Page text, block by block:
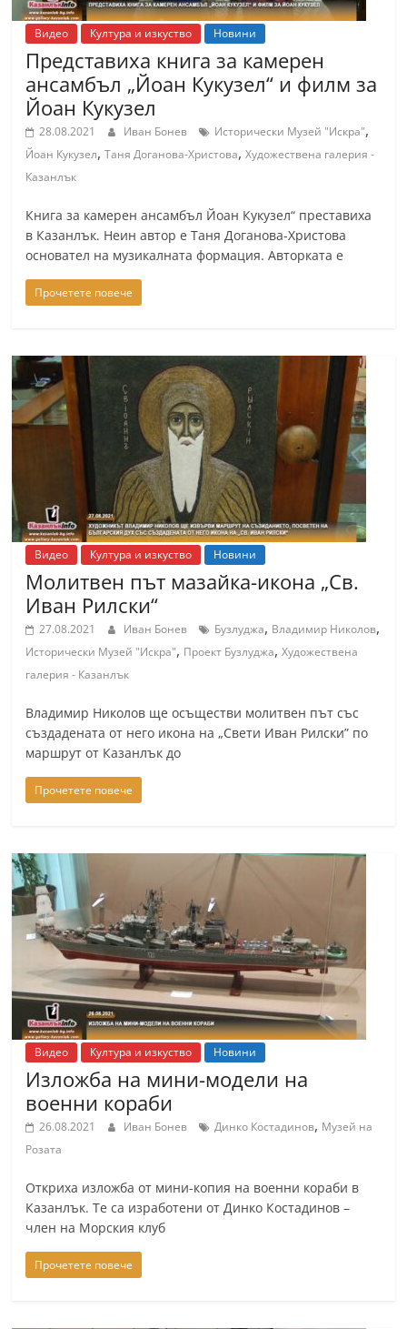
Видео Култура и изкуство Новини
Представиха книга за камерен
ансамбъл „Йоан Кукузел“ и филм за
Йоан Кукузел
28.08.2021 Иван Бонев Исторически Музей "Искра",
Йоан Кукузел,Таня Доганова-Христова,Художествена галерия -
Казанлък
Книга за камерен ансамбъл Йоан Кукузел“ преставиха
в Казанлък. Неин автор е Таня Доганова-Христова
основател на музикалната формация. Авторката е
Прочетете повече
Видео Култура и изкуство Новини
Молитвен път мазайка-икона „Св.
Иван Рилски“
27.08.2021 Иван Бонев Бузлуджа, Владимир Николов,
Исторически Музей "Искра", Проект Бузлуджа,Художествена
галерия - Казанлък
Владимир Николов ще осъществи молитвен път със
създадената от него икона на „Свети Иван Рилски” по
маршрут от Казанлък до
Прочетете повече
Видео Култура и изкуство Новини
Изложба на мини-модели на
военни кораби
26.08.2021 Иван Бонев Динко Костадинов, Музей на
Розата
Откриха изложба от мини-копия на военни кораби в
Казанлък. Те са изработени от Динко Костадинов –
член на Морския клуб
Прочетете повече